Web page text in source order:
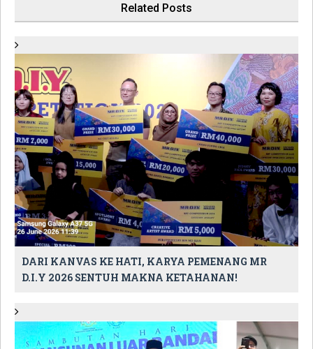
Related Posts
DARI KANVAS KE HATI, KARYA PEMENANG MR
D.I.Y 2026 SENTUH MAKNA KETAHANAN!